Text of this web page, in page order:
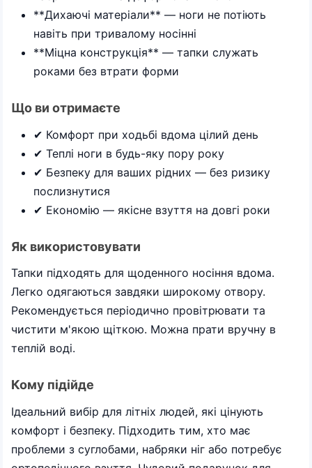
**Дихаючі матеріали** — ноги не потіють
навіть при тривалому носінні
**Міцна конструкція** — тапки служать
роками без втрати форми
Що ви отримаєте
✔ Комфорт при ходьбі вдома цілий день
✔ Теплі ноги в будь-яку пору року
✔ Безпеку для ваших рідних — без ризику
послизнутися
✔ Економію — якісне взуття на довгі роки
Як використовувати
Тапки підходять для щоденного носіння вдома.
Легко одягаються завдяки широкому отвору.
Рекомендується періодично провітрювати та
чистити м'якою щіткою. Можна прати вручну в
теплій воді.
Кому підійде
Ідеальний вибір для літніх людей, які цінують
комфорт і безпеку. Підходить тим, хто має
проблеми з суглобами, набряки ніг або потребує